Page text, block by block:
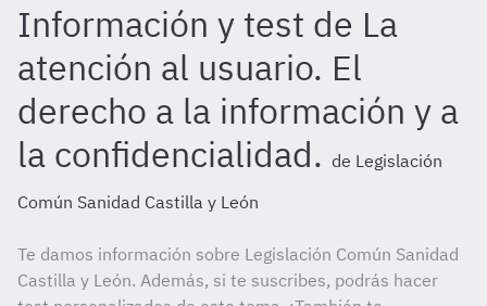
Información y test de La
atención al usuario. El
derecho a la información y a
la confidencialidad. de Legislación
Común Sanidad Castilla y León
Te damos información sobre Legislación Común Sanidad
Castilla y León. Además, si te suscribes, podrás hacer